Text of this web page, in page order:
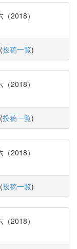
2018）
(投稿一覧)
2018）
(投稿一覧)
2018）
(投稿一覧)
2018）